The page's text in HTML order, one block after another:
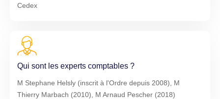
Cedex
Qui sont les experts comptables ?
M Stephane Helsly (inscrit à l'Ordre depuis 2008), M
Thierry Marbach (2010), M Arnaud Pescher (2018)